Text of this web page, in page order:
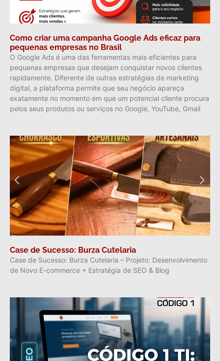
Como criar uma campanha Google Ads eficaz para
pequenas empresas no Brasil
O Google Ads é uma das ferramentas mais eficientes para
pequenas empresas que desejam conquistar novos clientes
rapidamente. Diferente de outras estratégias de marketing
digital, a plataforma permite que seu negócio apareça
exatamente no momento em que um potencial cliente procura
pelos seus produtos ou serviços no Google, YouTube, Gmail
Case de Sucesso: Burza Cutelaria
Case de Sucesso: Burza Cutelaria – Projeto: Desenvolvimento
de Novo E-commerce + Estratégia de SEO & Blog